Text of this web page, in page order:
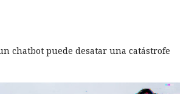
chatbot puede desatar una catástrofe